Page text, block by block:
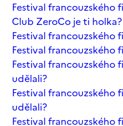
Festival francouzského
Club ZeroCo je ti holka?
Festival francouzského
Festival francouzského
Festival francouzského
udělali?
Festival francouzského
udělali?
Festival francouzského